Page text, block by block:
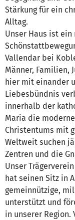
Stärkung für ein
Alltag.
Unser Haus ist
Vallendar bei
Männer, Familien,
hier mit einander
Liebesbündnis
innerhalb der
Maria die
Christentums mit
Weltweit suchen
Zentren und die
Unser
hat seinen Sitz in
gemeinnützige,
unterstützt und
in unserer